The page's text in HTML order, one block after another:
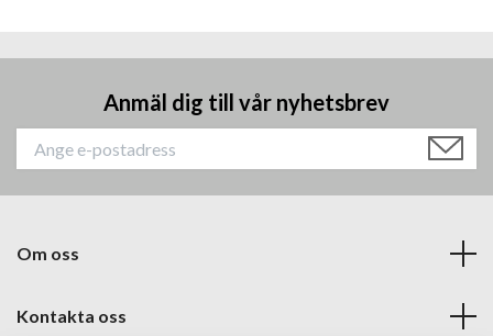
Anmäl dig till vår nyhetsbrev
Om oss
Kontakta oss